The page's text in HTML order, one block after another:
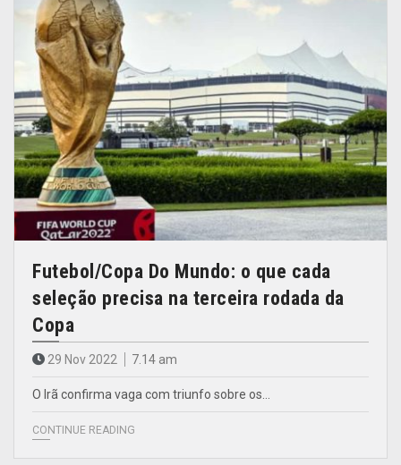
Futebol/Copa Do Mundo: o que cada
seleção precisa na terceira rodada da
Copa
29 Nov 2022 7.14 am
O Irã confirma vaga com triunfo sobre os…
CONTINUE READING